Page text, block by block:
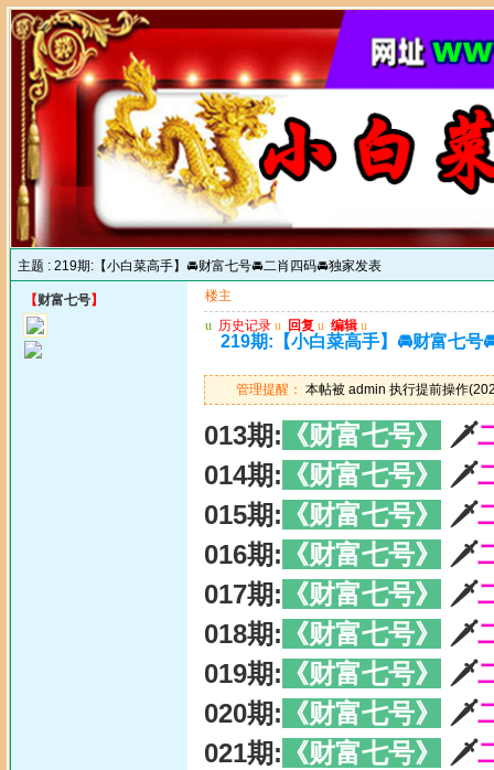
主题 : 219期:【小白菜高手】🚘财富七号🚘二肖四码🚘独家发表
【财富七号】
楼主
u 历史记录 u 回复 u 编辑 u
219期:【小白菜高手】🚘财富七号
管理提醒： 本帖被 admin 执行提前操作
013期: 《财富七号》 🗡
014期: 《财富七号》 🗡
015期: 《财富七号》 🗡
016期: 《财富七号》 🗡
017期: 《财富七号》 🗡
018期: 《财富七号》 🗡
019期: 《财富七号》 🗡
020期: 《财富七号》 🗡
021期: 《财富七号》 🗡